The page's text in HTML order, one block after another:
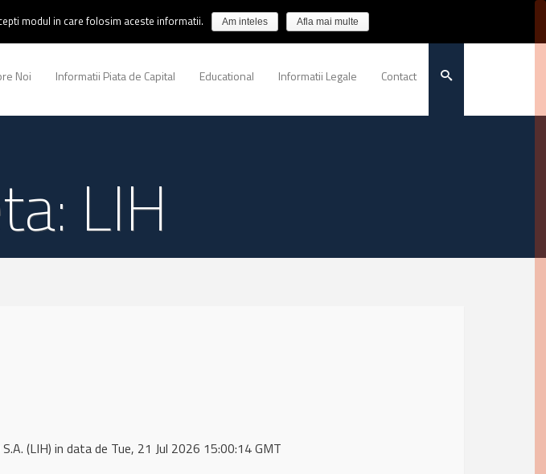
Noi Informatii Piata de Capital Educational Informatii Legale Contact
LIH
(LIH) in data de Tue, 21 Jul 2026 15:00:14 GMT
modul in care folosim aceste informatii. Am inteles Afla mai multe